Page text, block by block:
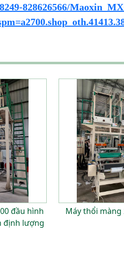
828626566/
đầu hình
định lượng
Máy thổi màng